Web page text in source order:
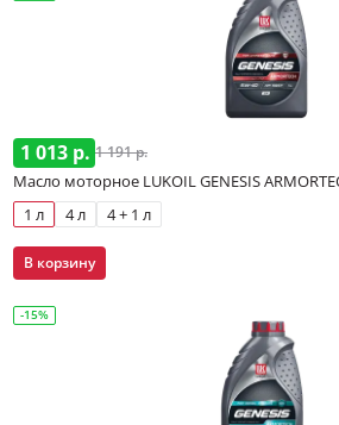
1 013 р. 1 191 р.
Масло моторное LUKOIL GENESIS
1 л
4 л 4 + 1 л
В корзину
-15%